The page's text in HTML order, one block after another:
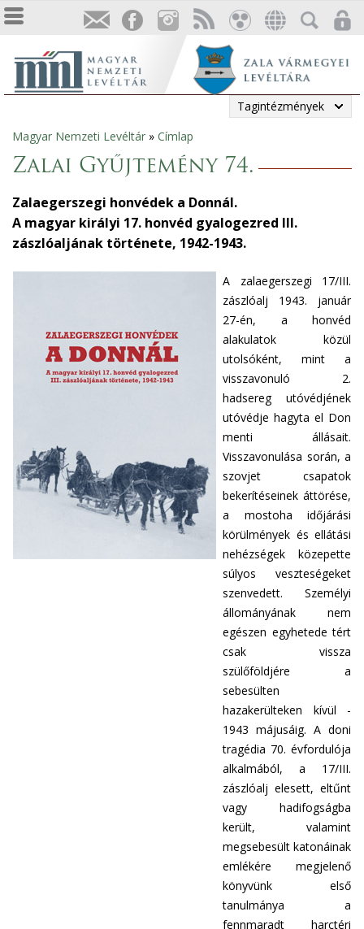
Tagintézmények
Jelenlegi
hely
Magyar Nemzeti Levéltár » Címlap
Zalai Gyűjtemény 74.
Zalaegerszegi honvédek a Donnál.
A magyar királyi 17. honvéd gyalogezred III.
zászlóaljának története, 1942-1943.
A zalaegerszegi 17/III.
zászlóalj 1943. január
27-én, a honvéd
alakulatok közül
utolsóként, mint a
visszavonuló 2.
hadsereg utóvédjének
utóvédje hagyta el Don
menti állásait.
Visszavonulása során, a
szovjet csapatok
bekerítéseinek áttörése,
a mostoha időjárási
körülmények és ellátási
nehézségek közepette
súlyos veszteségeket
szenvedett. Személyi
állományának nem
egészen egyhetede tért
csak vissza
szülőföldjére  a
sebesülten
hazakerülteken kívül -
1943 májusáig. A doni
tragédia 70. évfordulója
alkalmából, a 17/III.
zászlóalj elesett, eltűnt
vagy hadifogságba
került, valamint
megsebesült katonáinak
emlékére megjelenő
könyvünk első
tanulmánya  a
fennmaradt harctéri